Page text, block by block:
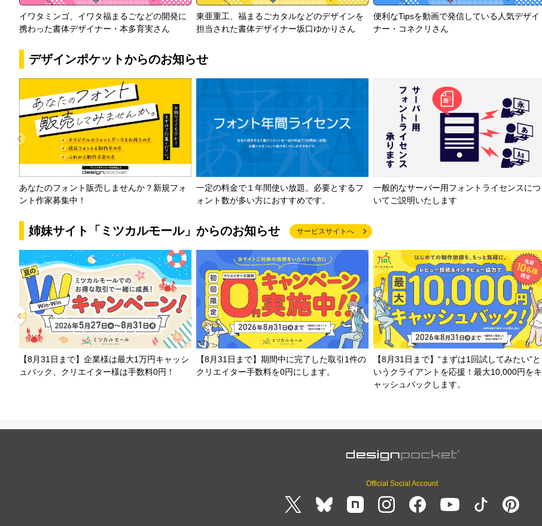
イワタミンゴ、イワタ福まるごなどの開発に
携わった書体デザイナー・本多育実さん
東亜重工、福まるごカタルなどのデザインを
担当された書体デザイナー坂口ゆかりさん
便利なTipsを動画で発信している人気デザイ
ナー・コネクリさん
デザインポケットからのお知らせ
あなたのフォント販売しませんか？新規フォ
ント作家募集中！
一定の料金で１年間使い放題。必要とするフ
ォント数が多い方におすすめです。
一般的なサーバー用フォントライセンスにつ
いてご説明いたします
姉妹サイト「ミツカルモール」からのお知らせ サービスサイトへ
【8月31日まで】企業様は最大1万円キャッシ
ュバック、クリエイター様は手数料0円！
【8月31日まで】期間中に完了した取引1件の
クリエイター手数料を0円にします。
【8月31日まで】“まずは1回試してみたい”と
いうクライアントを応援！最大10,000円をキ
ャッシュバックします。
Official Social Account